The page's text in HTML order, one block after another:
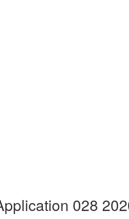
028